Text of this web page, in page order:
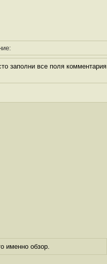
заполни все поля комментария
именно обзор.